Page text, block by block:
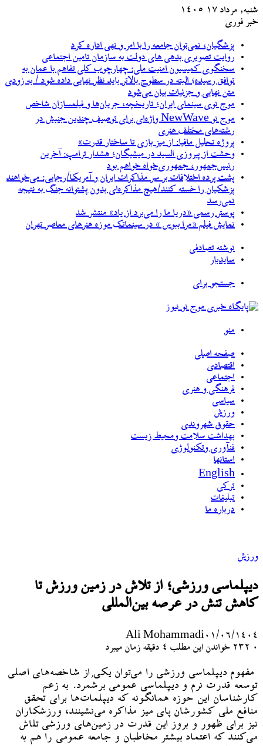
شنبه, مرداد ۱۷ ۱۴۰۵
خبر فوری
پزشگیان، نمی‌توان جامعه را با امر و نهی اداره کرد
روایت تصویری بدهی های دولت به سازمان تامین اجتماعی
سخنگوی کمیسیون امنیت ملی: چهارچوب کلی تفاهم با عمان به
توافق رسیده؛ البته در سطوح بالاتر باید نظر نهایی داده شود / به زودی
متن نهایی و جزئیات بیان می‌شود
موج نوی سینمای ایران؛ تاریخچه، جریان‌ها و فیلمسازان شاخص
موج نو NewWave واژه‌ای برای توصیف چندین جنبش در
رشته‌های مختلف هنری
پروژه تحلیل مافیا: از میز بازی تا ساختار قدرت»
وحشت از پیروزی السید در میشیگان؛ هشدار ترامپ: آخرین
رئیس‌جمهور، جمهوری‌خواه خواهم بود
پشت پرده اختلافات بر سر مذاکرات ایران و آمریکا/رجایی: می‌خواهند
پزشکیان را خسته کنند/هیچ مذاکره‌ای بدون پشتوانه جنگ به نتیجه
نمی‌رسد
پوستر رسمی «دریا ما را می‌برد از یاد» منتشر شد
نمایش فیلم «مرا ببوس » در سینماتک موزه هنرهای معاصر تهران
نوشته تصادفی
سایدبار
جستجو برای
منو
صفحه اصلی
اقتصادی
اجتماعی
فرهنگی و هنری
سیاسی
ورزش
حقوق شهروندی
بهداشت سلامت ومحیط زیست
فنآوری وتکنولوژی
استانها
English
ترکی
تبلیغات
درباره ما
ورزش
دیپلماسی ورزشی؛ از تلاش در زمین ورزش تا
کاهش تنش در عرصه‌ بین‌المللی
Ali Mohammadi ۰۱/۰۶/۱۴۰۴
۰
خواندن این مطلب 4 دقیقه زمان میبرد
مفهوم دیپلماسی ورزشی را می‌توان یکی از شاخصه‌های اصلی
توسعه قدرت نرم و دیپلماسی عمومی برشُمرد. به زعم
کارشناسان این حوزه همانگونه که دیپلمات‌ها برای تحقق
منافع ملی کشورشان پای میز مذاکره می‌نشینند، ورزشکاران
نیز برای ظهور و بروز این قدرت در زمین‌های ورزشی تلاش
می‌کنند که اعتماد بیشتر مخاطبان و جامعه عمومی را هم به